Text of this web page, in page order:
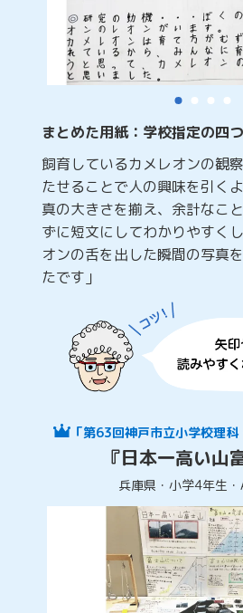
まとめた用紙：学校指定の四
飼育しているカメレオンの観
たせることで人の興味を引く
真の大きさを揃え、余計なこ
ずに短文にしてわかりやすく
オンの舌を出した瞬間の写真
たです」
「第63回神戸市立小学校理科
『日本一高い山
兵庫県・小学4年生・